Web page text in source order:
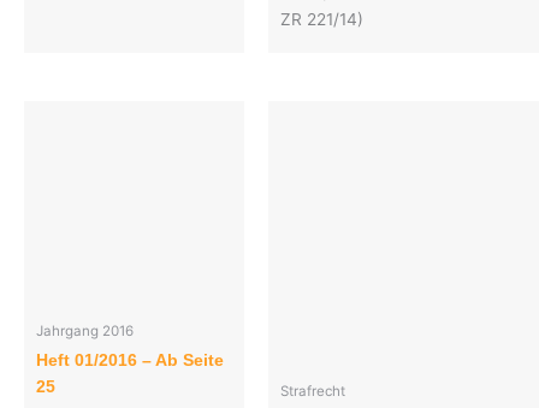
ZR 221/14)
Jahrgang 2016
Heft 01/2016 – Ab Seite
25
Strafrecht